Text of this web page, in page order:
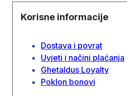
Korisne informacije
Dostava i povrat
Uvjeti i načini plaćanja
Ghetaldus Loyalty
Poklon bonovi